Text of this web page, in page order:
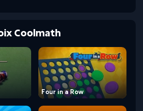
Coolmath
Four in a Row